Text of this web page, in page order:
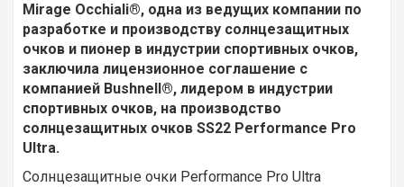
Mirage Occhiali®, одна из ведущих компании по
разработке и производству солнцезащитных
очков и пионер в индустрии спортивных очков,
заключила лицензионное соглашение с
компанией Bushnell ®, лидером в индустрии
спортивных очков, на производство
солнцезащитных очков SS22 Performance Pro
Ultra.
Солнцезащитные очки Performance Pro Ultra